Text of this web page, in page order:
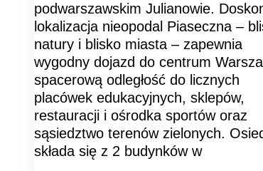
podwarszawskim Julianowie.
lokalizacja nieopodal Piaseczna –
natury i blisko miasta – zapewnia
wygodny dojazd do centrum
spacerową odległość do licznych
placówek edukacyjnych, sklepów,
restauracji i ośrodka sportów oraz
sąsiedztwo terenów zielonych.
składa się z 2 budynków w